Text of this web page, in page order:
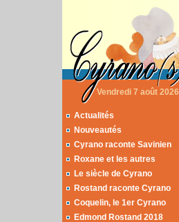
Vendredi 7 août 2026
Actualités
Nouveautés
Cyrano raconte Savinien
Roxane et les autres
Le siècle de Cyrano
Rostand raconte Cyrano
Coquelin, le 1er Cyrano
Edmond Rostand 2018